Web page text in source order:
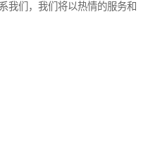
我们，我们将以热情的服务和